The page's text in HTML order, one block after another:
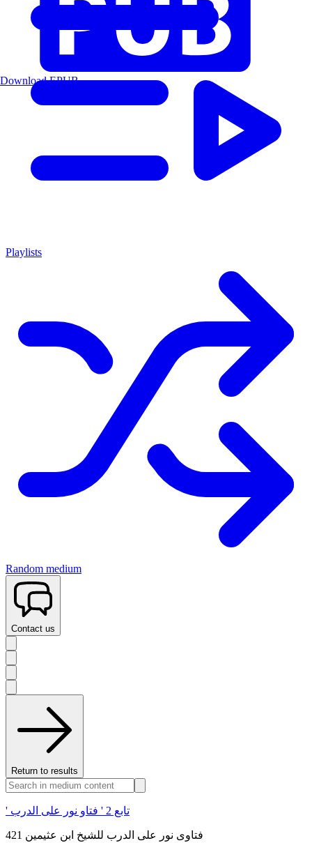
Playlists
Random medium
Contact us
Return to results
' تابع 2 ' فتاو نور على الدرب
فتاوى نور على الدرب للشيخ ابن عثيمين 421
Download EPUB